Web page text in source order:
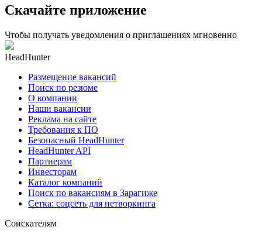
Скачайте приложение
Чтобы получать уведомления о приглашениях мгновенно
HeadHunter
Размещение вакансий
Поиск по резюме
О компании
Наши вакансии
Реклама на сайте
Требования к ПО
Безопасный HeadHunter
HeadHunter API
Партнерам
Инвесторам
Каталог компаний
Поиск по вакансиям в Зарагиже
Сетка: соцсеть для нетворкинга
Соискателям